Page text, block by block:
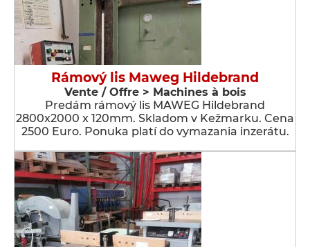
Rámový lis Maweg Hildebrand
Vente / Offre > Machines à bois
Predám rámový lis MAWEG Hildebrand
2800x2000 x 120mm. Skladom v Kežmarku. Cena
2500 Euro. Ponuka platí do vymazania inzerátu.